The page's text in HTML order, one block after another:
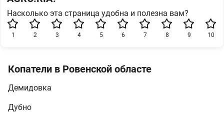
Насколько эта страница удобна и полезна вам?
10
9
8
7
6
5
4
3
2
1
Копатели в Ровенской областе
Демидовка
Дубно